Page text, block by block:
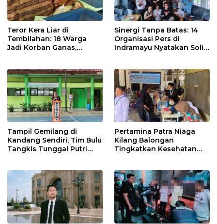
Teror Kera Liar di
Tembilahan: 18 Warga
Jadi Korban Ganas,
Sinergi Tanpa Batas: 14
Organisasi Pers di
Indramayu Nyatakan Solid
Tampil Gemilang di
Kandang Sendiri, Tim Bulu
Tangkis Tunggal Putri
Jatibarang 2026
Pertamina Patra Niaga
Kilang Balongan
Tingkatkan Kesehatan
Rutin dan Edukasi
Perawatan Gigi